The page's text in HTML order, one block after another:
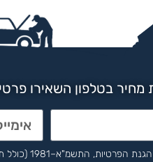
בטלפון השאירו
(כולל תיקון 13), ובהתאם ל